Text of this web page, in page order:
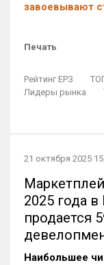
завоевывают
Печать
Рейтинг ЕРЗ
Лидеры рынка
21 октября 2025
2025 года в
продается
Наибольшее